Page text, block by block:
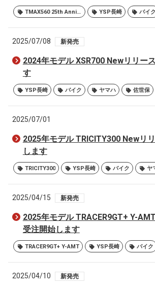
TMAX560 25th Anniversary ABS YSP長崎 バイク
2025/07/08 新発売
2024年モデル XSR700 Newリリー
す
YSP長崎 バイク ヤマハ 佐世保
2025/07/01
2025年モデル TRICITY300 Newリ
します
TRICITY300 YSP長崎 バイク ヤ
2025/04/15 新発売
2025年モデル TRACER9GT+ Y-
受注開始します
TRACER9GT+ Y-AMT YSP長崎 バイク
2025/04/10 新発売